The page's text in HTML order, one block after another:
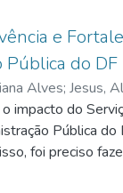
são
Este
o
de uma coleta
Python. Em
notícias
como
atributos, por
e
Pública do DF
Alves; Jesus,
impacto do
Pública
foi preciso
e aparatos